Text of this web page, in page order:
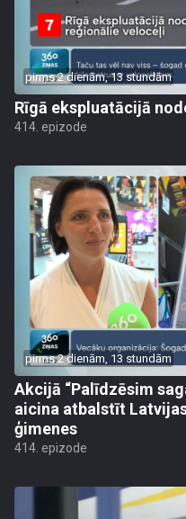
pirms 2 dienām, 13 stundām
Rīgā ekspluatācijā
414. epizode
pirms 2 dienām, 13 stundām
Akcijā “Palīdzēsim
aicina atbalstīt
ģimenes
414. epizode